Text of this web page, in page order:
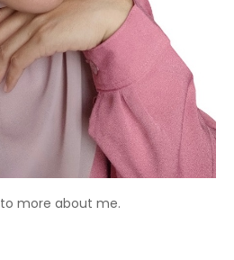
to more about me.